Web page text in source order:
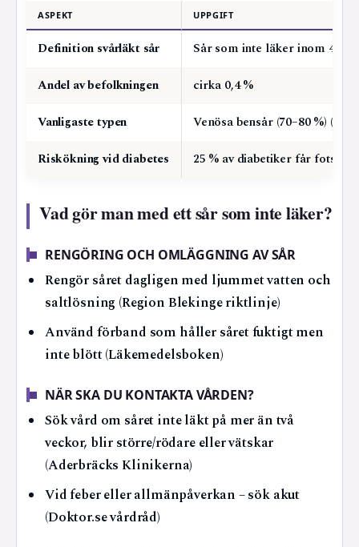
ASPEKT UPPGIFT
Definition svårläkt sår
Sår som inte läker inom 4–6
Andel av befolkningen
cirka 0,4 %
Vanligaste typen
Venösa bensår (70–80 %)
Riskökning vid diabetes
25 % av diabetiker får fotsår
Vad gör man med ett sår som inte läker?
RENGÖRING OCH OMLÄGGNING AV SÅR
Rengör såret dagligen med ljummet vatten och
saltlösning (Region Blekinge riktlinje)
Använd förband som håller såret fuktigt men
inte blött (Läkemedelsboken)
NÄR SKA DU KONTAKTA VÅRDEN?
Sök vård om såret inte läkt på mer än två
veckor, blir större/rödare eller vätskar
(Aderbräcks Klinikerna)
Vid feber eller allmänpåverkan – sök akut
(Doktor.se vårdråd)